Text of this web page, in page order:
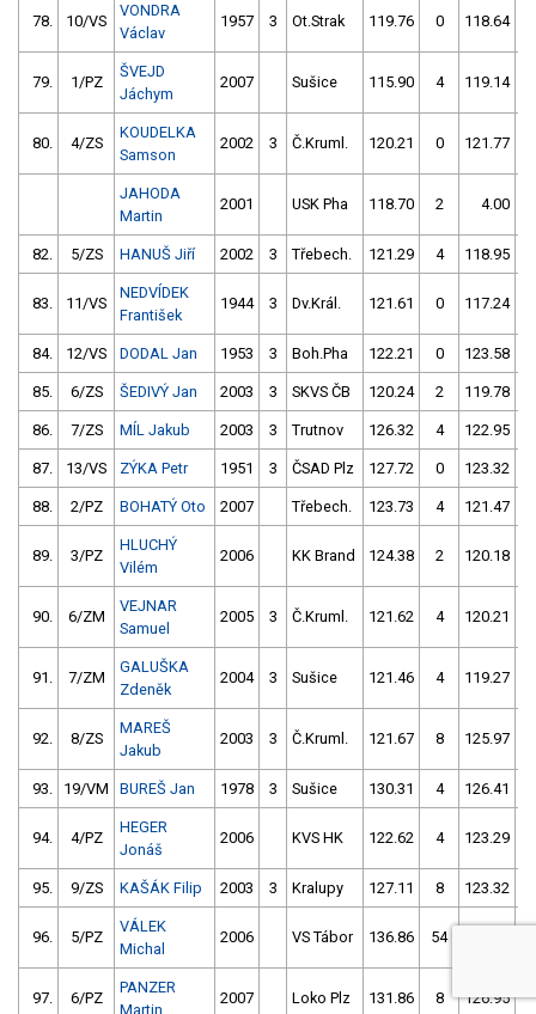
78. 10/VS
VONDRA
Václav
1957 3 Ot.Strak 119.76 0 118.64
79. 1/PZ
ŠVEJD
Jáchym
2007 Sušice 115.90 4 119.14
80. 4/ZS
KOUDELKA
Samson
2002 3 Č.Kruml. 120.21 0 121.77
JAHODA
Martin
2001 USK Pha 118.70 2 4.00
82. 5/ZS HANUŠ Jiří 2002 3 Třebech. 121.29 4 118.95
83. 11/VS
NEDVÍDEK
František
1944 3 Dv.Král. 121.61 0 117.24
84. 12/VS DODAL Jan 1953 3 Boh.Pha 122.21 0 123.58
85. 6/ZS ŠEDIVÝ Jan 2003 3 SKVS ČB 120.24 2 119.78
86. 7/ZS MÍL Jakub 2003 3 Trutnov 126.32 4 122.95
87. 13/VS ZÝKA Petr 1951 3 ČSAD Plz 127.72 0 123.32
88. 2/PZ BOHATÝ Oto 2007 Třebech. 123.73 4 121.47
89. 3/PZ
HLUCHÝ
Vilém
2006 KK Brand 124.38 2 120.18
90. 6/ZM
VEJNAR
Samuel
2005 3 Č.Kruml. 121.62 4 120.21
91. 7/ZM
GALUŠKA
Zdeněk
2004 3 Sušice 121.46 4 119.27
92. 8/ZS
MAREŠ
Jakub
2003 3 Č.Kruml. 121.67 8 125.97
93. 19/VM BUREŠ Jan 1978 3 Sušice 130.31 4 126.41
94. 4/PZ
HEGER
Jonáš
2006 KVS HK 122.62 4 123.29
95. 9/ZS KAŠÁK Filip 2003 3 Kralupy 127.11 8 123.32
96. 5/PZ
VÁLEK
Michal
2006 VS Tábor 136.86 54
97. 6/PZ
PANZER
Martin
2007 Loko Plz 131.86 8 126.95